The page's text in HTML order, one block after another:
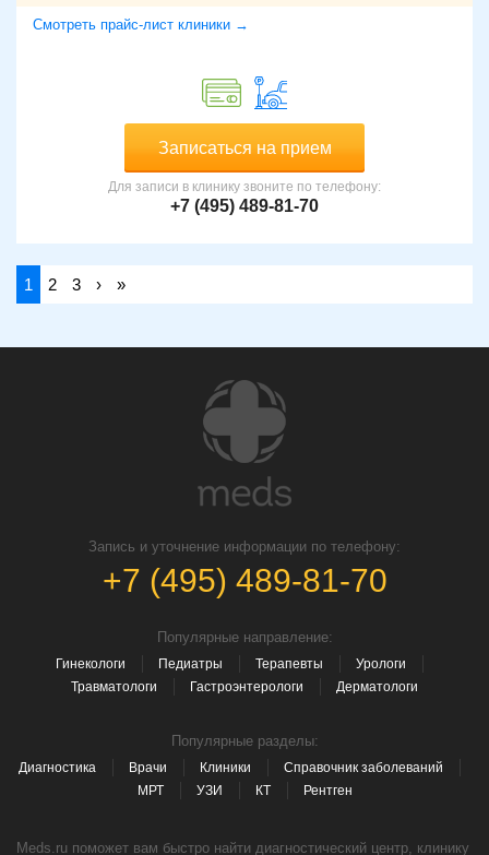
Смотреть прайс-лист клиники →
Записаться на прием
Для записи в клинику звоните по телефону:
+7 (495) 489-81-70
1 2 3 › »
Запись и уточнение информации по телефону:
+7 (495) 489-81-70
Популярные направление:
Гинекологи Педиатры Терапевты
Урологи
Травматологи
Гастроэнтерологи Дерматологи
Популярные разделы:
Диагностика Врачи Клиники
Справочник заболеваний
МРТ
УЗИ КТ Рентген
Meds.ru поможет вам быстро найти диагностический центр, клинику